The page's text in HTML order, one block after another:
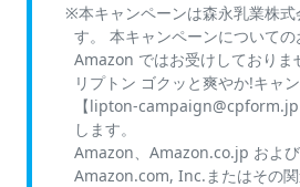
本キャンペーンは森永乳業株
す。 本キャンペーンについて
Amazon ではお受けしておりま
リプトン ゴクッと爽やか!キャ
【lipton-campaign@cpform.jp
します。
Amazon、Amazon.co.jp およ
Amazon.com, Inc.またはその